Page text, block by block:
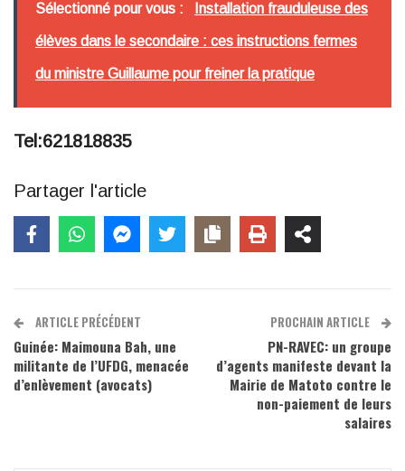
Sélectionné pour vous : Installation frauduleuse des
élèves dans le secondaire : ces instructions fermes
du ministre Guillaume pour freiner la pratique
Tel:621818835
Partager l'article
ARTICLE PRÉCÉDENT
Guinée: Maimouna Bah, une
militante de l’UFDG, menacée
d’enlèvement (avocats)
PROCHAIN ARTICLE
PN-RAVEC: un groupe
d’agents manifeste devant la
Mairie de Matoto contre le
non-paiement de leurs
salaires